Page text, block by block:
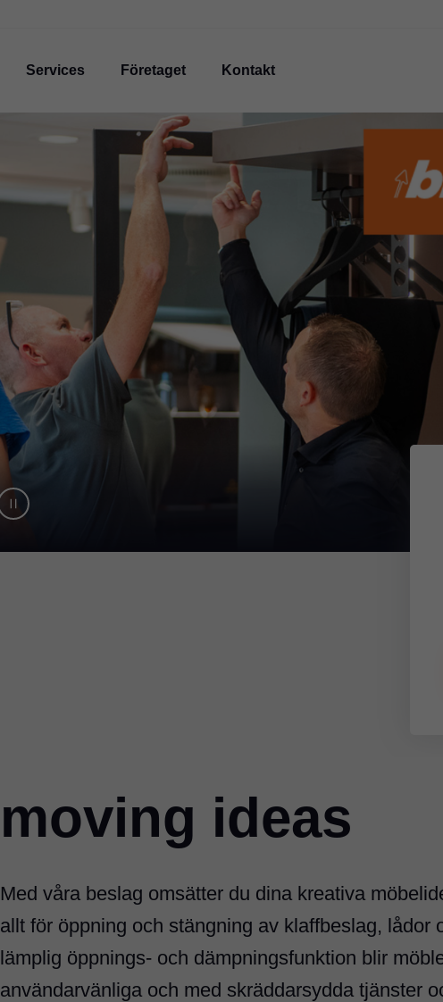
Services Företaget Kontakt
moving ideas
Med våra beslag omsätter du dina kreativa
allt för öppning och stängning av klaffbeslag, lådor
lämplig öppnings- och dämpningsfunktion blir
användarvänliga och med skräddarsydda tjänster